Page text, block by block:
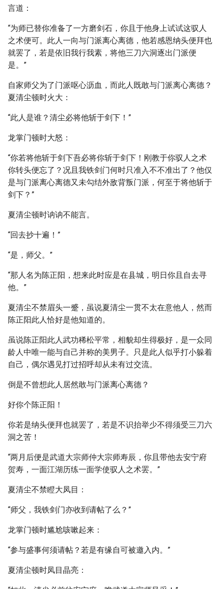
言道：
“为师已替你准备了一方磨剑石，你且于他身上试试这驭人
之术便可。此人一向与门派离心离德，他若感恩纳头便拜也
就罢了，若是依旧我行我素，将他三刀六洞逐出门派便
是。”
自家师父为了门派呕心沥血，而此人既敢与门派离心离德？
夏清尘顿时火大：
“此人是谁？清尘必将他斩于剑下！”
龙掌门顿时大怒：
“你若将他斩于剑下吾必将你斩于剑下！刚教于你驭人之术
你转头便忘了？况且我铁剑门何时只准入不不准出了？他仅
是与门派离心离德又未勾结外敌背叛门派，何至于将他斩于
剑下？”
夏清尘顿时讷讷不能言。
“回去抄十遍！”
“是，师父。”
“那人名为陈正阳，想来此时应是在县城，明日你且自去寻
他。”
夏清尘不禁眉头一蹙，虽说夏清尘一贯不太在意他人，然而
陈正阳此人恰好是他知道的。
虽说陈正阳此人武功稀松平常，相貌却生得极好，是一众同
龄人中唯一能与自己并称的美男子。只是此人似乎打小躲着
自己，偶尔遇见打过招呼却从未有过交流。
倒是不曾想此人居然敢与门派离心离德？
好你个陈正阳！
你若是纳头便拜也就罢了，若是不识抬举少不得须受三刀六
洞之苦！
“两月后便是武道大宗师仲大宗师寿辰，你且带他去安宁府
贺寿，一面江湖历练一面学使驭人之术罢。”
夏清尘不禁瞪大凤目：
“师父，我铁剑门亦收到请帖了么？”
龙掌门顿时尴尬咳嗽起来：
“参与盛事何须请帖？若是有缘自可被邀入内。”
夏清尘顿时凤目晶亮：